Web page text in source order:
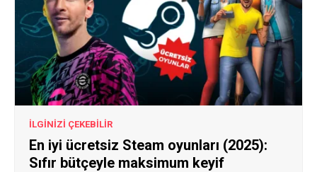
İLGİNİZİ ÇEKEBİLİR
En iyi ücretsiz Steam oyunları (2025):
Sıfır bütçeyle maksimum keyif